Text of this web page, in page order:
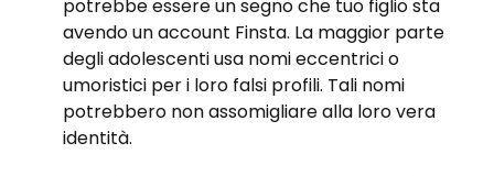
potrebbe essere un segno che tuo figlio sta
avendo un account Finsta. La maggior parte
degli adolescenti usa nomi eccentrici o
umoristici per i loro falsi profili. Tali nomi
potrebbero non assomigliare alla loro vera
identità.